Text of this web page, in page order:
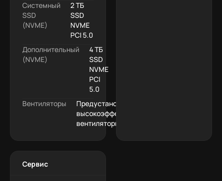
Системный
SSD
(NVME)
2 ТБ
SSD
NVME
PCI 5.0
Дополнительный
(NVME)
4 ТБ
SSD
NVME
PCI
5.0
Вентиляторы
Предустановленные
высокоэффективные
вентиляторы
Сервис